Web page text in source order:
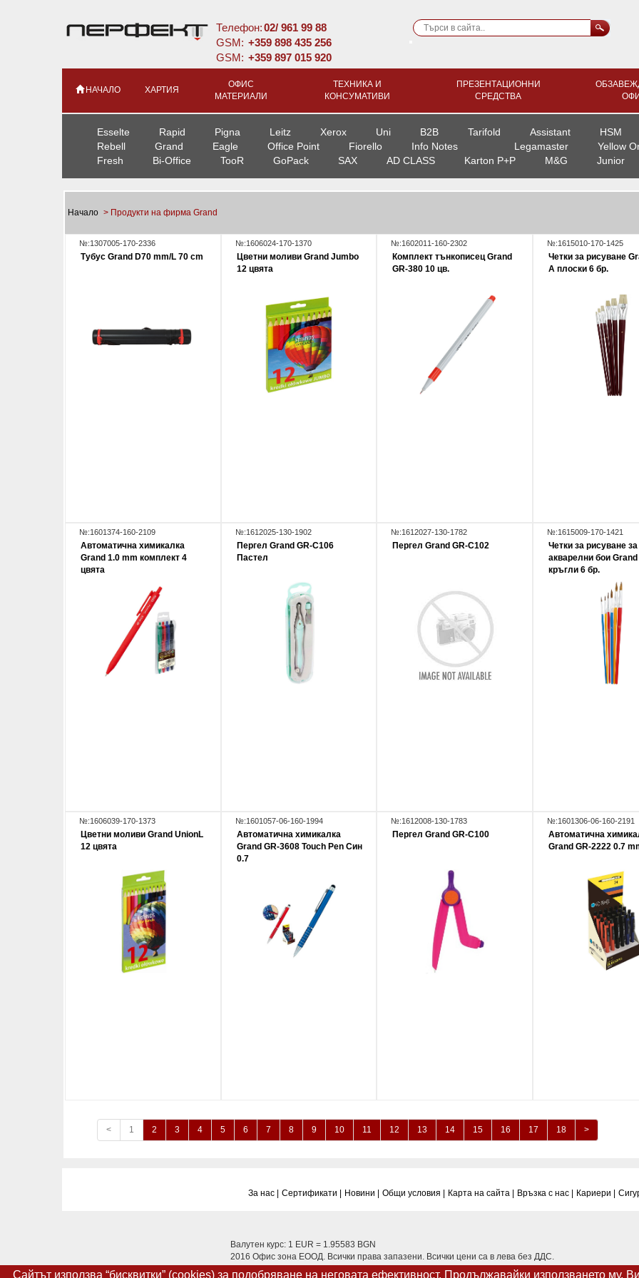
Сайтът използва “бисквитки” (cookies) за подобряване на неговата ефективност. Продължавайки използването му,
Телефон:02/ 961 99 88
GSM: +359 898 435 256
GSM: +359 897 015 920
НАЧАЛО ХАРТИЯ
ОФИС
МАТЕРИАЛИ
ТЕХНИКА И
КОНСУМАТИВИ
ПРЕЗЕНТАЦИОННИ
СРЕДСТВА
Esselte Rapid Pigna Leitz Xerox Uni B2B Tarifold Assistant
HSM
Rebell
Grand Eagle Office Point Fiorello Info Notes Legamaster
Yellow
Fresh
Bi-Office TooR GoPack SAX AD CLASS Karton P+P M&G Junior
Начало > Продукти на фирма Grand
№:1307005-170-2336
Тубус Grand D70 mm/L 70 cm
№:1606024-170-1370
Цветни моливи Grand Jumbo
12 цвята
№:1602011-160-2302
Комплект тънкописец Grand
GR-380 10 цв.
№:1615010-170-1425
Четки за рисуване
А плоски 6 бр.
№:1601374-160-2109
Автoматична химикалка
Grand 1.0 mm комплект 4
цвята
№:1612025-130-1902
Пергел Grand GR-C106
Пастел
№:1612027-130-1782
Пергел Grand GR-C102
№:1615009-170-1421
Четки за рисуване за
акварелни бои
кръгли 6 бр.
№:1606039-170-1373
Цветни моливи Grand UnionL
12 цвята
№:1601057-06-160-1994
Автoматична химикалка
Grand GR-3608 Touch Pen Син
0.7
№:1612008-130-1783
Пергел Grand GR-C100
№:1601306-06-160-2191
Автоматична
Grand GR-2222 0.7
< 1 2 3 4 5 6 7 8 9 10 11 12 13 14 15 16 17 18 >
За нас | Сертификати | Новини | Общи условия | Карта на сайта | Връзка с нас | Кариери |
Валутен курс: 1 EUR = 1.95583 BGN
2016 Офис зона ЕООД. Всички права запазени. Всички цени са в лева без ДДС.